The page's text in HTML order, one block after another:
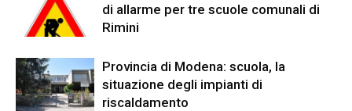
di allarme per tre scuole comunali di
Rimini
Provincia di Modena: scuola, la
situazione degli impianti di
riscaldamento